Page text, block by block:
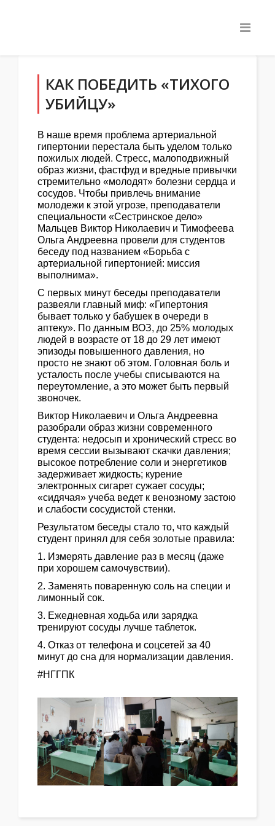
КАК ПОБЕДИТЬ «ТИХОГО
УБИЙЦУ»
В наше время проблема артериальной
гипертонии перестала быть уделом только
пожилых людей. Стресс, малоподвижный
образ жизни, фастфуд и вредные привычки
стремительно «молодят» болезни сердца и
сосудов. Чтобы привлечь внимание
молодежи к этой угрозе, преподаватели
специальности «Сестринское дело»
Мальцев Виктор Николаевич и Тимофеева
Ольга Андреевна провели для студентов
беседу под названием «Борьба с
артериальной гипертонией: миссия
выполнима».
С первых минут беседы преподаватели
развеяли главный миф: «Гипертония
бывает только у бабушек в очереди в
аптеку». По данным ВОЗ, до 25% молодых
людей в возрасте от 18 до 29 лет имеют
эпизоды повышенного давления, но
просто не знают об этом. Головная боль и
усталость после учебы списываются на
переутомление, а это может быть первый
звоночек.
Виктор Николаевич и Ольга Андреевна
разобрали образ жизни современного
студента: недосып и хронический стресс во
время сессии вызывают скачки давления;
высокое потребление соли и энергетиков
задерживает жидкость; курение
электронных сигарет сужает сосуды;
«сидячая» учеба ведет к венозному застою
и слабости сосудистой стенки.
Результатом беседы стало то, что каждый
студент принял для себя золотые правила:
1. Измерять давление раз в месяц (даже
при хорошем самочувствии).
2. Заменять поваренную соль на специи и
лимонный сок.
3. Ежедневная ходьба или зарядка
тренируют сосуды лучше таблеток.
4. Отказ от телефона и соцсетей за 40
минут до сна для нормализации давления.
#НГГПК